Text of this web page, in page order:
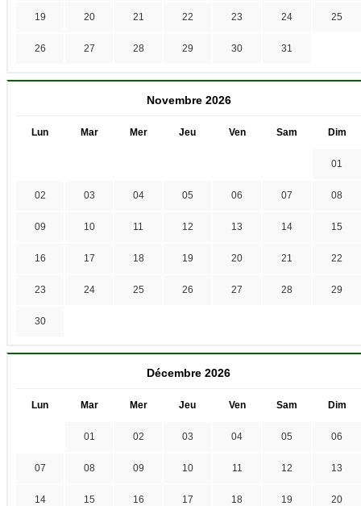
19 20 21 22 23 24 25
26 27 28 29 30 31
Novembre 2026
Lun Mar Mer Jeu Ven Sam Dim
01
02 03 04 05 06 07 08
09 10 11 12 13 14 15
16 17 18 19 20 21 22
23 24 25 26 27 28 29
30
Décembre 2026
Lun Mar Mer Jeu Ven Sam Dim
01 02 03 04 05 06
07 08 09 10 11 12 13
14 15 16 17 18 19 20